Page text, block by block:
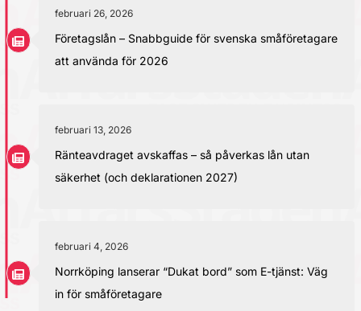
februari 26, 2026
Företagslån – Snabbguide för svenska småföretagare
att använda för 2026
februari 13, 2026
Ränteavdraget avskaffas – så påverkas lån utan
säkerhet (och deklarationen 2027)
februari 4, 2026
Norrköping lanserar “Dukat bord” som E-tjänst: Väg
in för småföretagare